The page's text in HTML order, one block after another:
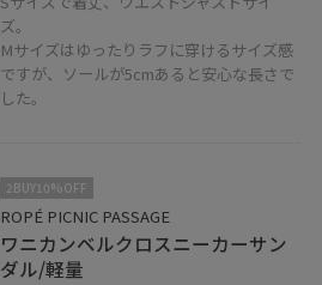
ズ。
Mサイズはゆったりラフに穿けるサイズ感
ですが、ソールが5cmあると安心な長さで
した。
2BUY10%OFF
ROPÉ PICNIC PASSAGE
ワニカンベルクロスニーカーサン
ダル/軽量